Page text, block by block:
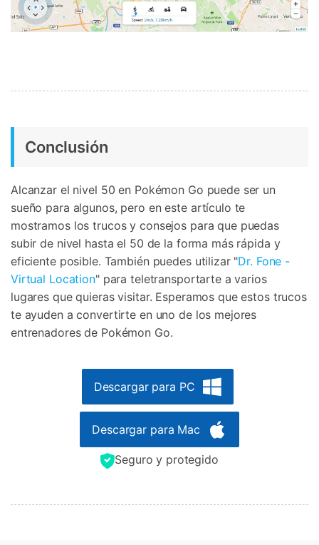
Conclusión
Alcanzar el nivel 50 en Pokémon Go puede ser un
sueño para algunos, pero en este artículo te
mostramos los trucos y consejos para que puedas
subir de nivel hasta el 50 de la forma más rápida y
eficiente posible. También puedes utilizar "Dr. Fone -
Virtual Location" para teletransportarte a varios
lugares que quieras visitar. Esperamos que estos trucos
te ayuden a convertirte en uno de los mejores
entrenadores de Pokémon Go.
Descargar para PC
Descargar para Mac
Seguro y protegido